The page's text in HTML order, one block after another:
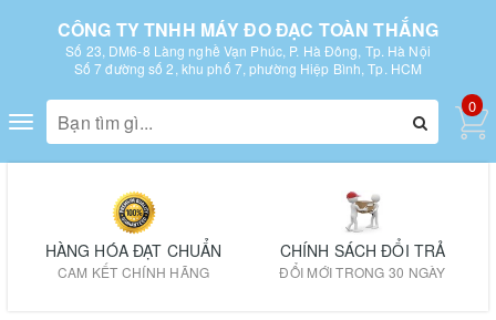
CÔNG TY TNHH MÁY ĐO ĐẠC TOÀN THẮNG
Số 23, DM6-8 Làng nghề Vạn Phúc, P. Hà Đông, Tp. Hà Nội
Số 7 đường số 2, khu phố 7, phường Hiệp Bình, Tp. HCM
Toggle
navigation
0
HÀNG HÓA ĐẠT CHUẨN
CAM KẾT CHÍNH HÃNG
CHÍNH SÁCH ĐỔI TRẢ
ĐỔI MỚI TRONG 30 NGÀY